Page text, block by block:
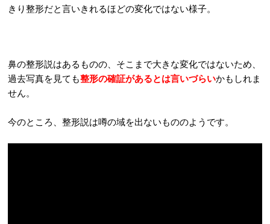
きり整形だと言いきれるほどの変化ではない様子。
鼻の整形説はあるものの、そこまで大きな変化ではないため、
過去写真を見ても整形の確証があるとは言いづらいかもしれま
せん。
今のところ、整形説は噂の域を出ないもののようです。